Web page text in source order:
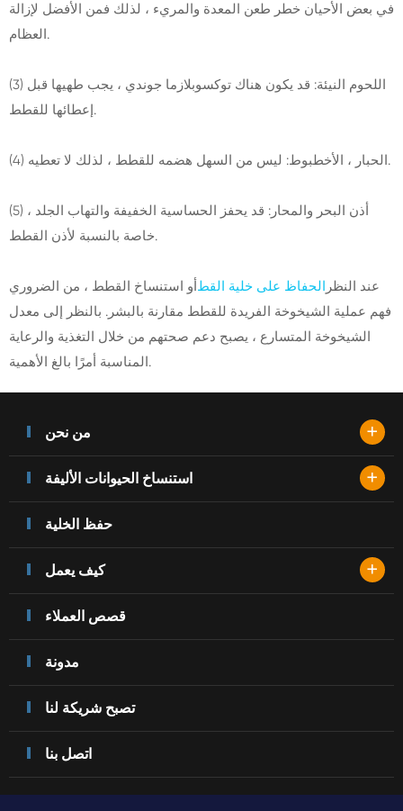
في بعض الأحيان خطر طعن المعدة والمريء ، لذلك فمن الأفضل لإزالة
العظام.
(3) اللحوم النيئة: قد يكون هناك توكسوبلازما جوندي ، يجب طهيها قبل
إعطائها للقطط.
(4) الحبار ، الأخطبوط: ليس من السهل هضمه للقطط ، لذلك لا تعطيه.
(5) أذن البحر والمحار: قد يحفز الحساسية الخفيفة والتهاب الجلد ،
خاصة بالنسبة لأذن القطط.
عند النظر الحفاظ على خلية القطأو استنساخ القطط ، من الضروري
فهم عملية الشيخوخة الفريدة للقطط مقارنة بالبشر. بالنظر إلى معدل
الشيخوخة المتسارع ، يصبح دعم صحتهم من خلال التغذية والرعاية
المناسبة أمرًا بالغ الأهمية.
من نحن +
استنساخ الحيوانات الأليفة +
حفظ الخلية
كيف يعمل +
قصص العملاء
مدونة
تصبح شريكة لنا
اتصل بنا